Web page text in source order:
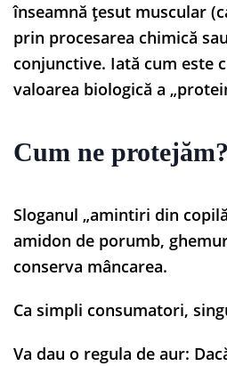
înseamnă țesut muscular
prin procesarea chimică
conjunctive. Iată cum este
valoarea biologică a
Cum ne protejăm?
Sloganul „amintiri din
amidon de porumb,
conserva mâncarea.
Ca simpli consumatori,
Va dau o regula de aur: